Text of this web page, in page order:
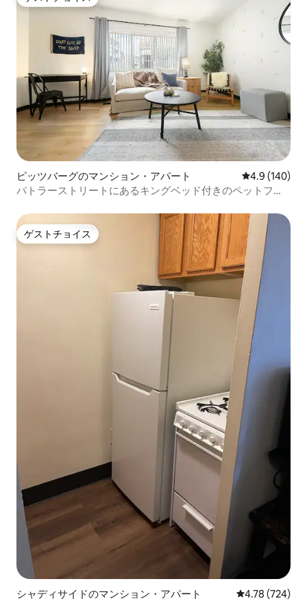
ゲストチョイス
ピッツバーグのマンション・アパート レビュー140
4.9 (140)
バトラーストリートにあるキングベッド付きのペットフレ
ゲストチョイス
ゲストチョイス
シャディサイドのマンション・アパート レビュー724
4.78 (724)